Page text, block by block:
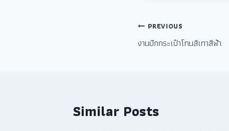
PREVIOUS
งานปักกระเป๋าโทนสีเทาสีฟ้า
Similar Posts